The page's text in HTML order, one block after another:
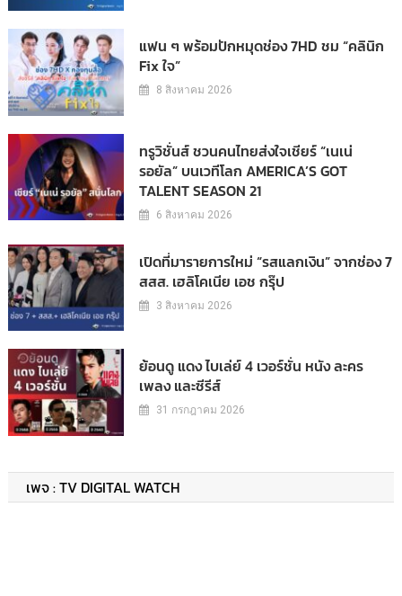
แฟน ๆ พร้อมปักหมุดช่อง 7HD ชม “คลินิก
Fix ใจ”
8 สิงหาคม 2026
ทรูวิชั่นส์ ชวนคนไทยส่งใจเชียร์ “เนเน่
รอยัล” บนเวทีโลก AMERICA’S GOT
TALENT SEASON 21
6 สิงหาคม 2026
เปิดที่มารายการใหม่ “รสแลกเงิน” จากช่อง 7
สสส. เฮลิโคเนีย เอช กรุ๊ป
3 สิงหาคม 2026
ย้อนดู แดง ไบเล่ย์ 4 เวอร์ชั่น หนัง ละคร
เพลง และซีรีส์
31 กรกฎาคม 2026
เพจ : TV DIGITAL WATCH